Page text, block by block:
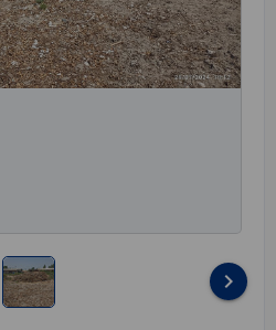
keyboard_arrow_right